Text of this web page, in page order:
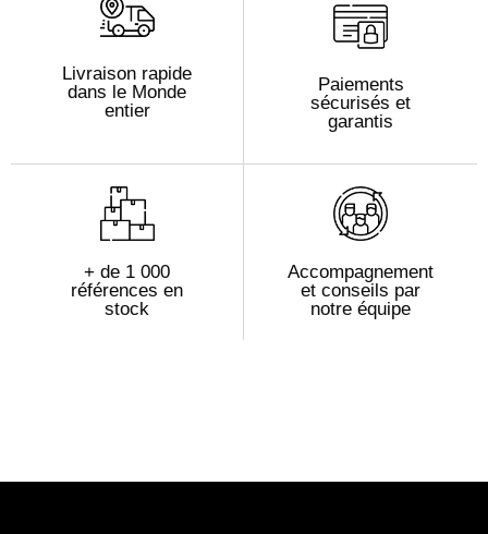
Livraison rapide
dans le Monde
entier
Paiements
sécurisés et
garantis
+ de 1 000
références en
stock
Accompagnement
et conseils par
notre équipe